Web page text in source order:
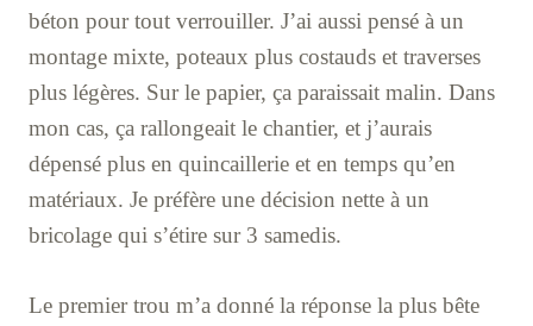
béton pour tout verrouiller. J’ai aussi pensé à un
montage mixte, poteaux plus costauds et traverses
plus légères. Sur le papier, ça paraissait malin. Dans
mon cas, ça rallongeait le chantier, et j’aurais
dépensé plus en quincaillerie et en temps qu’en
matériaux. Je préfère une décision nette à un
bricolage qui s’étire sur 3 samedis.
Le premier trou m’a donné la réponse la plus bête